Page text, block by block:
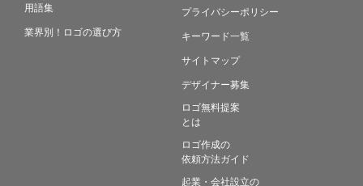
用語集
業界別！ロゴの選び方
プライバシーポリシー
キーワード一覧
サイトマップ
デザイナー募集
ロゴ無料提案
とは
ロゴ作成の
依頼方法ガイド
起業・会社設立の